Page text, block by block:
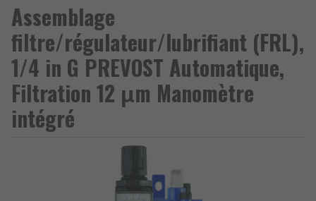
Assemblage
filtre/régulateur/lubrifiant (FRL),
1/4 in G PREVOST Automatique,
Filtration 12 μm Manomètre
intégré